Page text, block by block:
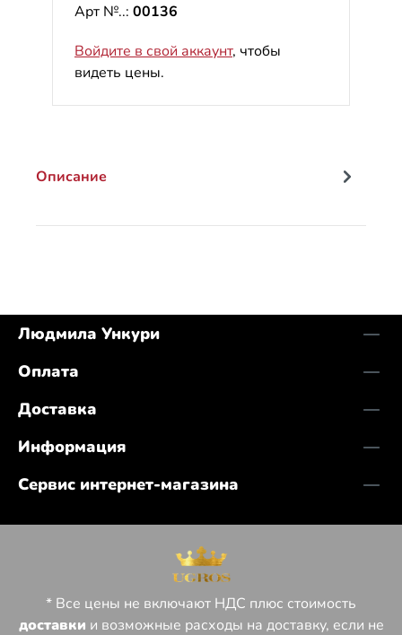
Арт №..: 00136
Войдите в свой аккаунт, чтобы
видеть цены.
Описание
Людмила Ункури
Оплата
Доставка
Информация
Сервис интернет-магазина
* Все цены не включают НДС плюс стоимость
доставки и возможные расходы на доставку, если не